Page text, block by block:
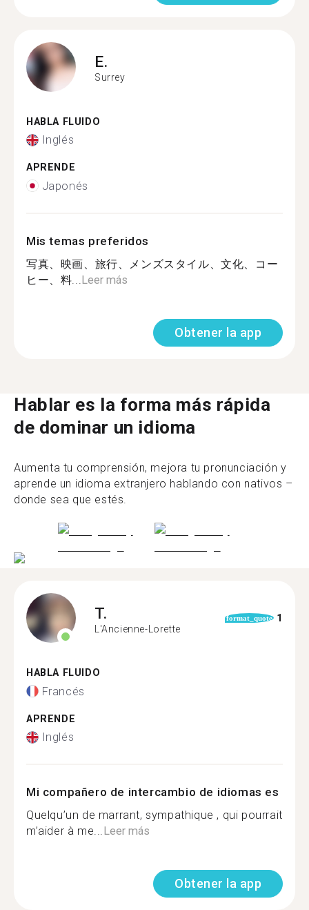
E.
Surrey
HABLA FLUIDO
Inglés
APRENDE
Japonés
Mis temas preferidos
写真、映画、旅行、メンズスタイル、文化、コー
ヒー、料... Leer más
Obtener la app
Hablar es la forma más rápida
de dominar un idioma
Aumenta tu comprensión, mejora tu pronunciación y
aprende un idioma extranjero hablando con nativos –
donde sea que estés.
T.
L'Ancienne-Lorette
format_quote 1
HABLA FLUIDO
Francés
APRENDE
Inglés
Mi compañero de intercambio de idiomas es
Quelqu’un de marrant, sympathique , qui pourrait
m’aider à me...Leer más
Obtener la app